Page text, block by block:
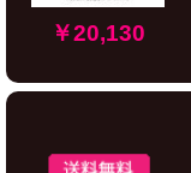
￥20,130